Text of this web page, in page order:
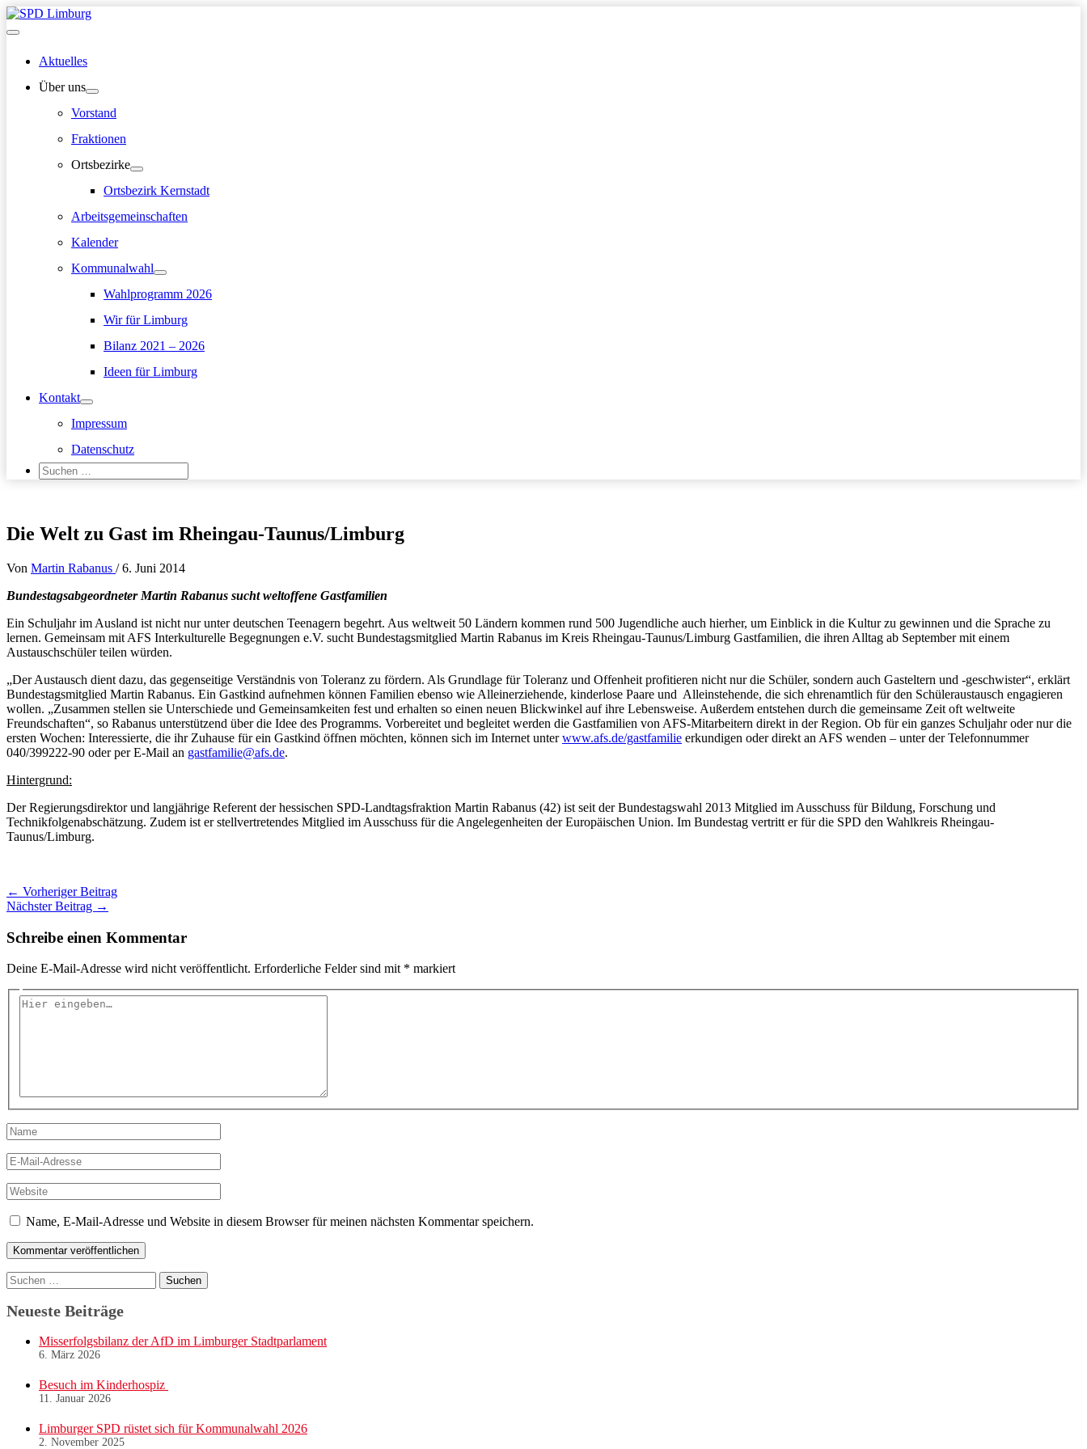
Zum
Inhalt
Hauptmenü
Aktuelles
Über uns
Vorstand
Fraktionen
Ortsbezirke
Ortsbezirk Kernstadt
Arbeitsgemeinschaften
Kalender
Kommunalwahl
Wahlprogramm 2026
Wir für Limburg
Bilanz 2021 – 2026
Ideen für Limburg
Kontakt
Impressum
Datenschutz
Suchen
nach:
Die Welt zu Gast im Rheingau-Taunus/Limburg
Von Martin Rabanus /6. Juni 2014
Bundestagsabgeordneter Martin Rabanus sucht weltoffene Gastfamilien
Ein Schuljahr im Ausland ist nicht nur unter deutschen Teenagern begehrt. Aus weltweit 50 Ländern kommen rund 500 Jugendliche auch hierher, um Einblick in die Kultur zu gewinnen und die Sprache zu
lernen. Gemeinsam mit AFS Interkulturelle Begegnungen e.V. sucht Bundestagsmitglied Martin Rabanus im Kreis Rheingau-Taunus/Limburg Gastfamilien, die ihren Alltag ab September mit einem
Austauschschüler teilen würden.
„Der Austausch dient dazu, das gegenseitige Verständnis von Toleranz zu fördern. Als Grundlage für Toleranz und Offenheit profitieren nicht nur die Schüler, sondern auch Gasteltern und -geschwister“, erklärt
Bundestagsmitglied Martin Rabanus. Ein Gastkind aufnehmen können Familien ebenso wie Alleinerziehende, kinderlose Paare und Alleinstehende, die sich ehrenamtlich für den Schüleraustausch engagieren
wollen. „Zusammen stellen sie Unterschiede und Gemeinsamkeiten fest und erhalten so einen neuen Blickwinkel auf ihre Lebensweise. Außerdem entstehen durch die gemeinsame Zeit oft weltweite
Freundschaften“, so Rabanus unterstützend über die Idee des Programms. Vorbereitet und begleitet werden die Gastfamilien von AFS-Mitarbeitern direkt in der Region. Ob für ein ganzes Schuljahr oder nur die
ersten Wochen: Interessierte, die ihr Zuhause für ein Gastkind öffnen möchten, können sich im Internet unterwww.afs.de/gastfamilie erkundigen oder direkt an AFS wenden – unter der Telefonnummer
040/399222-90 oder per E-Mail an gastfamilie@afs.de.
Hintergrund:
Der Regierungsdirektor und langjährige Referent der hessischen SPD-Landtagsfraktion Martin Rabanus (42) ist seit der Bundestagswahl 2013 Mitglied im Ausschuss für Bildung, Forschung und
Technikfolgenabschätzung. Zudem ist er stellvertretendes Mitglied im Ausschuss für die Angelegenheiten der Europäischen Union. Im Bundestag vertritt er für die SPD den Wahlkreis Rheingau-
Taunus/Limburg.
← Vorheriger Beitrag
Nächster Beitrag →
Schreibe einen Kommentar
Deine E-Mail-Adresse wird nicht veröffentlicht. Erforderliche Felder sind mit * markiert
Hier
Name
E-
Mail-
Adresse
Website
Name, E-Mail-Adresse und Website in diesem Browser für meinen nächsten Kommentar speichern.
Suchen
nach:
Neueste Beiträge
Misserfolgsbilanz der AfD im Limburger Stadtparlament
6. März 2026
Besuch im Kinderhospiz
11. Januar 2026
Limburger SPD rüstet sich für Kommunalwahl 2026
2. November 2025